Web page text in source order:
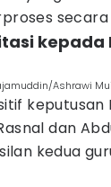
kepada
Ashrawi
keputusan
dan
kedua